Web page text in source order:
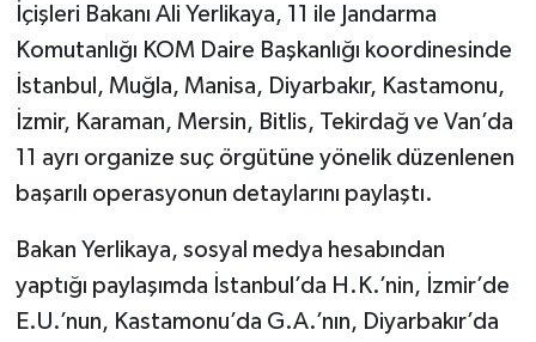
İçişleri Bakanı Ali Yerlikaya, 11 ile Jandarma
Komutanlığı KOM Daire Başkanlığı koordinesinde
İstanbul, Muğla, Manisa, Diyarbakır, Kastamonu,
İzmir, Karaman, Mersin, Bitlis, Tekirdağ ve Van’da
11 ayrı organize suç örgütüne yönelik düzenlenen
başarılı operasyonun detaylarını paylaştı.
Bakan Yerlikaya, sosyal medya hesabından
yaptığı paylaşımda İstanbul’da H.K.’nin, İzmir’de
E.U.’nun, Kastamonu’da G.A.’nın, Diyarbakır’da